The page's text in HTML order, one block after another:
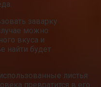
заварку
можно
вкуса и
найти будет
листья
превратится в его